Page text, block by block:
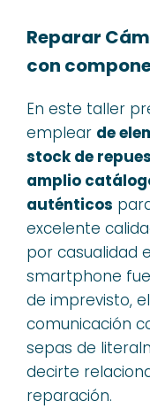
Reparar
con
En este taller
emplear de
stock de
amplio
auténticos
excelente
por casualidad
smartphone
de imprevisto,
comunicación
sepas de
decirte
reparación.